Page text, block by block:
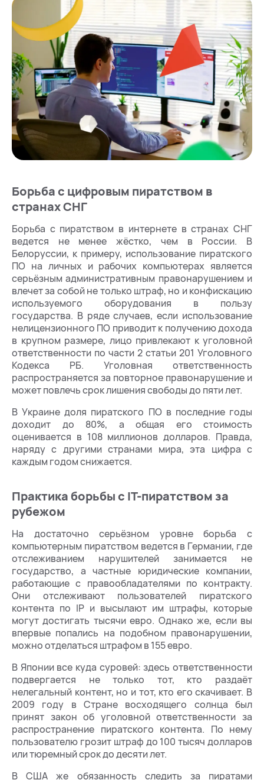
Борьба с цифровым пиратством в
странах СНГ
Борьба с пиратством в интернете в странах СНГ
ведется не менее жёстко, чем в России. В
Белоруссии, к примеру, использование пиратского
ПО на личных и рабочих компьютерах является
серьёзным административным правонарушением и
влечет за собой не только штраф, но и конфискацию
используемого оборудования в пользу
государства. В ряде случаев, если использование
нелицензионного ПО приводит к получению дохода
в крупном размере, лицо привлекают к уголовной
ответственности по части 2 статьи 201 Уголовного
Кодекса РБ. Уголовная ответственность
распространяется за повторное правонарушение и
может повлечь срок лишения свободы до пяти лет.
В Украине доля пиратского ПО в последние годы
доходит до 80%, а общая его стоимость
оценивается в 108 миллионов долларов. Правда,
наряду с другими странами мира, эта цифра с
каждым годом снижается.
Практика борьбы с IT-пиратством за
рубежом
На достаточно серьёзном уровне борьба с
компьютерным пиратством ведется в Германии, где
отслеживанием нарушителей занимается не
государство, а частные юридические компании,
работающие с правообладателями по контракту.
Они отслеживают пользователей пиратского
контента по IP и высылают им штрафы, которые
могут достигать тысячи евро. Однако же, если вы
впервые попались на подобном правонарушении,
можно отделаться штрафом в 155 евро.
В Японии все куда суровей: здесь ответственности
подвергается не только тот, кто раздаёт
нелегальный контент, но и тот, кто его скачивает. В
2009 году в Стране восходящего солнца был
принят закон об уголовной ответственности за
распространение пиратского контента. По нему
пользователю грозит штраф до 100 тысяч долларов
или тюремный срок до десяти лет.
В США же обязанность следить за пиратами